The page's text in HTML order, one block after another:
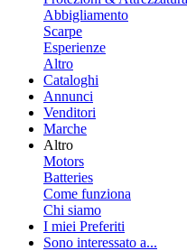
Abbigliamento
Scarpe
Esperienze
Altro
Cataloghi
Annunci
Venditori
Marche
Altro
Motors
Batteries
Come funziona
Chi siamo
I miei Preferiti
Sono interessato a...